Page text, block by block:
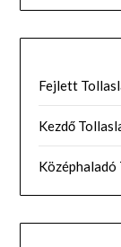
Fejlett
Kezdő
Középhaladó